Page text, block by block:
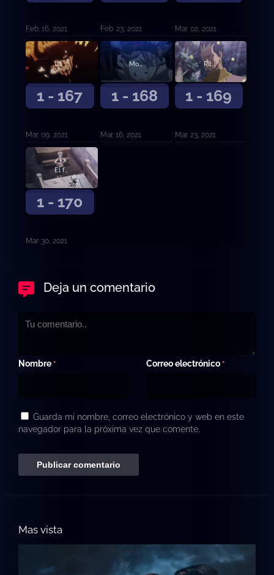
Feb. 16, 2021 Feb. 23, 2021 Mar. 02, 2021
1 - 167
La promesa negra
Mar. 09, 2021
1 - 168
Movimientos superiores
Mar. 16, 2021
1 - 169
Ritual de obediencia
Mar. 23, 2021
1 - 170
El futuro distante
Mar. 30, 2021
Deja un comentario
Nombre * Correo electrónico *
Guarda mi nombre, correo electrónico y web en este
navegador para la próxima vez que comente.
Mas vista